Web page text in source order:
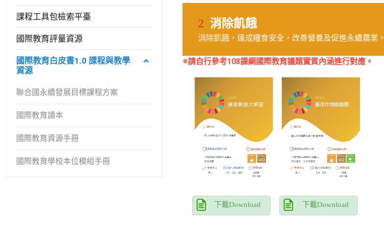
課程工具包檢索平臺
國際教育評量資源
國際教育白皮書1.0 課程與教學
資源
聯合國永續發展目標課程方案
國際教育讀本
國際教育資源手冊
國際教育學校本位模組手冊
2 消除飢餓
消除飢餓，達成糧食安全，改善營養及促進永續農業。
※請自行參考108課綱國際教育議題實質內涵進行對應。
下載Download 下載Download